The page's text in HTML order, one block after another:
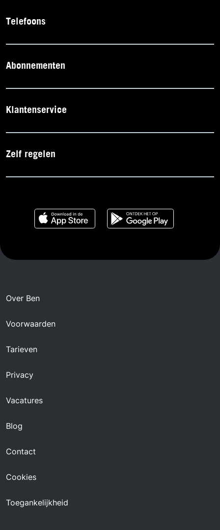
Telefoons
Abonnementen
Klantenservice
Zelf regelen
Over Ben
Voorwaarden
Tarieven
Privacy
Vacatures
Blog
Contact
Cookies
Toegankelijkheid